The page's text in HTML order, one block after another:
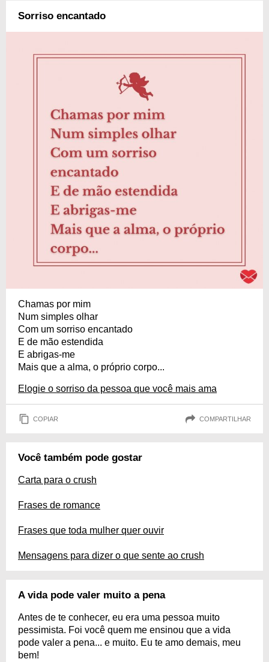
Sorriso encantado
Chamas por mim
Num simples olhar
Com um sorriso encantado
E de mão estendida
E abrigas-me
Mais que a alma, o próprio corpo...
Elogie o sorriso da pessoa que você mais ama
COPIAR COMPARTILHAR
Você também pode gostar
Carta para o crush
Frases de romance
Frases que toda mulher quer ouvir
Mensagens para dizer o que sente ao crush
A vida pode valer muito a pena
Antes de te conhecer, eu era uma pessoa muito
pessimista. Foi você quem me ensinou que a vida
pode valer a pena... e muito. Eu te amo demais, meu
bem!